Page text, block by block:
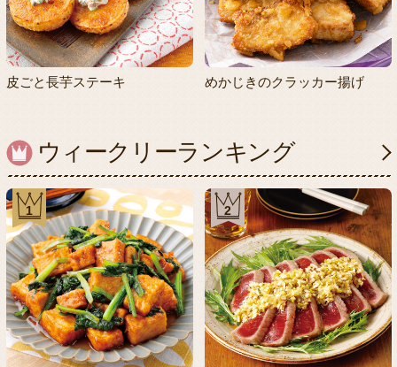
皮ごと長芋ステーキ めかじきのクラッカー揚げ
ウィークリーランキング
1 2